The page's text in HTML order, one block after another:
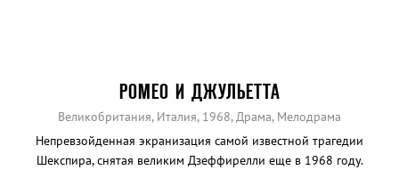
РОМЕО И ДЖУЛЬЕТТА
Великобритания, Италия, 1968, Драма, Мелодрама
Непревзойденная экранизация самой известной трагедии
Шекспира, снятая великим Дзеффирелли еще в 1968 году.